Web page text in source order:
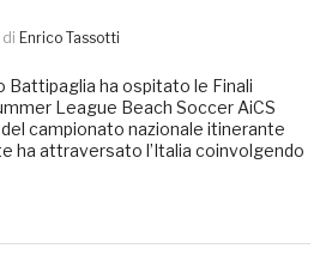
di Enrico Tassotti
Battipaglia ha ospitato le Finali
League Beach Soccer AiCS
campionato nazionale itinerante
ha attraversato l’Italia coinvolgendo